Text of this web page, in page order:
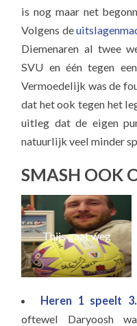
is nog maar net
Volgens de
Diemenaren al twee
SVU en één tegen
Vermoedelijk was de
dat het ook tegen het
uitleg dat de eigen
natuurlijk veel minder
SMASH OOK
Thijs gaat weg
Heren 1 speelt
oftewel Daryoosh